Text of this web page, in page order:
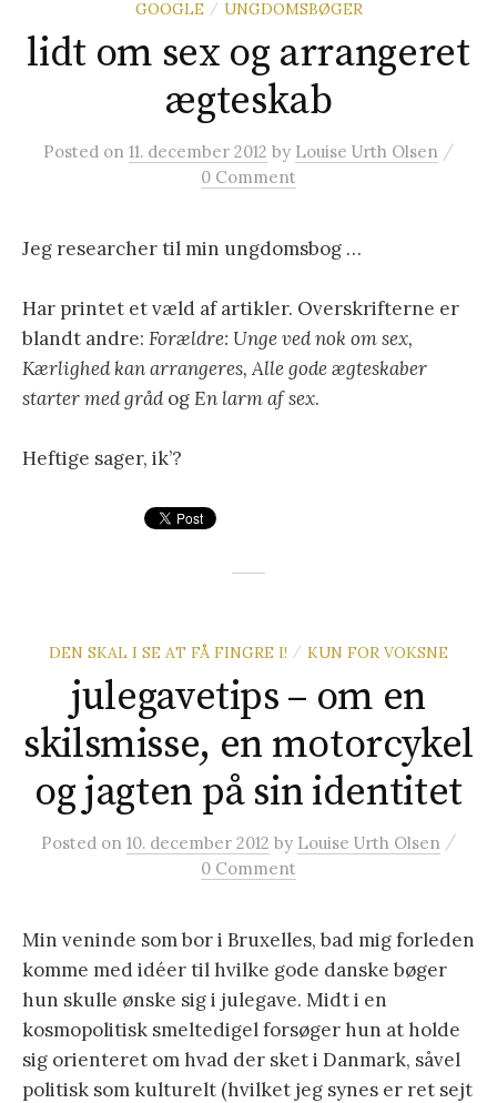
r
GOOGLE / UNGDOMSBØGER
lidt om sex og arrangeret
ægteskab
Posted on 11. december 2012 by Louise Urth Olsen /
0 Comment
Jeg researcher til min ungdomsbog …
Har printet et væld af artikler. Overskrifterne er
blandt andre: Forældre: Unge ved nok om sex,
Kærlighed kan arrangeres, Alle gode ægteskaber
starter med grådogEn larm af sex.
Heftige sager, ik’?
DEN SKAL I SE AT FÅ FINGRE I! / KUN FOR VOKSNE
julegavetips – om en
skilsmisse, en motorcykel
og jagten på sin identitet
Posted on 10. december 2012 by Louise Urth Olsen /
0 Comment
Min veninde som bor i Bruxelles, bad mig forleden
komme med idéer til hvilke gode danske bøger
hun skulle ønske sig i julegave. Midt i en
kosmopolitisk smeltedigel forsøger hun at holde
sig orienteret om hvad der sket i Danmark, såvel
politisk som kulturelt (hvilket jeg synes er ret sejt